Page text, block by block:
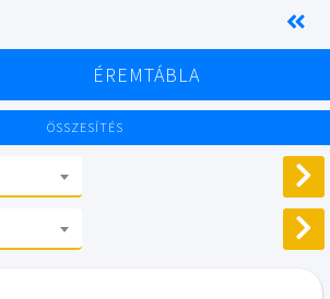
ÉREMTÁBLA
ÖSSZESÍTÉS